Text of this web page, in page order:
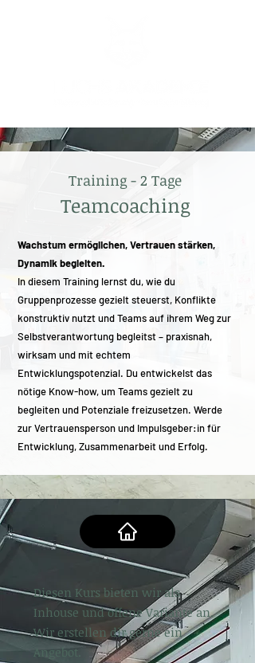
Training - 2 Tage
Teamcoaching
Wachstum ermöglichen, Vertrauen stärken,
Dynamik begleiten.
In diesem Training lernst du, wie du
Gruppenprozesse gezielt steuerst, Konflikte
konstruktiv nutzt und Teams auf ihrem Weg zur
Selbstverantwortung begleitst – praxisnah,
wirksam und mit echtem
Entwicklungspotenzial. Du entwickelst das
nötige Know-how, um Teams gezielt zu
begleiten und Potenziale freizusetzen. Werde
zur Vertrauensperson und Impulsgeber:in für
Entwicklung, Zusammenarbeit und Erfolg.
Diesen Kurs bieten wir als
Inhouse und offene Variante an.
Wir erstellen dir gerne ein
Angebot.